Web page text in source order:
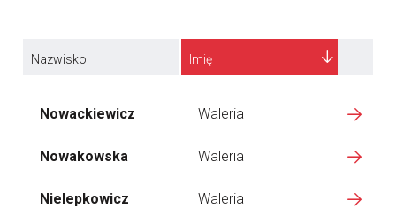
Nazwisko Imię
Nowackiewicz Waleria
Nowakowska Waleria
Nielepkowicz Waleria